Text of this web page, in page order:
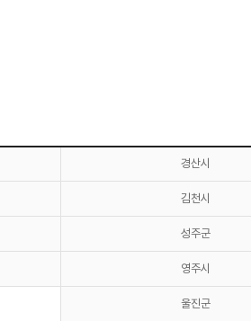
경산시
김천시
성주군
영주시
울진군